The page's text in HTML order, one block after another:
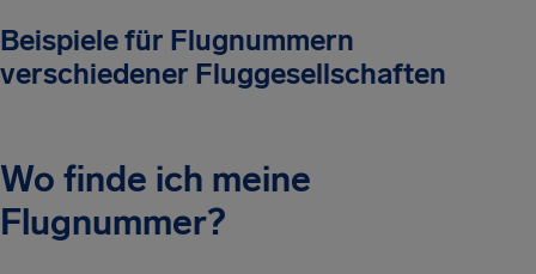
Beispiele für Flugnummern
verschiedener Fluggesellschaften
Wo finde ich meine
Flugnummer?